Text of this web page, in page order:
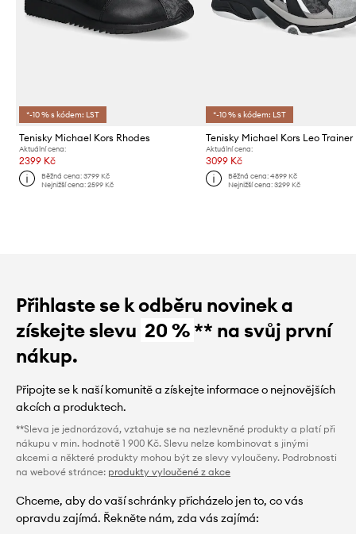
*-10 % s kódem: LST
Tenisky Michael Kors Rhodes
Aktuální cena:
2399 Kč
Běžná cena:3799 Kč
Nejnižší cena:2599 Kč
*-10 % s kódem: LST
Tenisky Michael Kors Leo Trainer
Aktuální cena:
3099 Kč
Běžná cena: 4899 Kč
Nejnižší cena: 3299 Kč
Přihlaste se k odběru novinek a
získejte slevu 20 %** na svůj první
nákup.
Připojte se k naší komunitě a získejte informace o nejnovějších
akcích a produktech.
**Sleva je jednorázová, vztahuje se na nezlevněné produkty a platí při
nákupu v min. hodnotě 1 900 Kč. Slevu nelze kombinovat s jinými
akcemi a některé produkty mohou být ze slevy vyloučeny. Podrobnosti
na webové stránce: produkty vyloučené z akce
Chceme, aby do vaší schránky přicházelo jen to, co vás
opravdu zajímá. Řekněte nám, zda vás zajímá: